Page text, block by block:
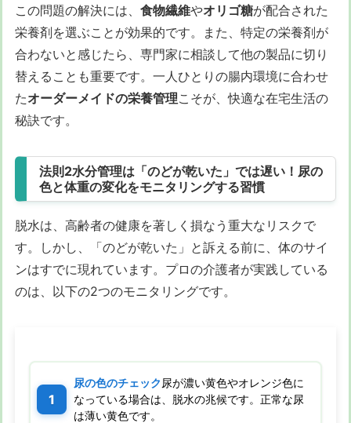
この問題の解決には、 食物繊維やオリゴ糖が配合された
栄養剤を選ぶことが効果的です。また、特定の栄養剤が
合わないと感じたら、専門家に相談して他の製品に切り
替えることも重要です。一人ひとりの腸内環境に合わせ
たオーダーメイドの栄養管理こそが、快適な在宅生活の
秘訣です。
法則2水分管理は「のどが乾いた」では遅い！尿の
色と体重の変化をモニタリングする習慣
脱水は、高齢者の健康を著しく損なう重大なリスクで
す。しかし、「のどが乾いた」と訴える前に、体のサイ
ンはすでに現れています。プロの介護者が実践している
のは、以下の2つのモニタリングです。
尿の色のチェック 尿が濃い黄色やオレンジ色に
なっている場合は、脱水の兆候です。正常な尿
は薄い黄色です。